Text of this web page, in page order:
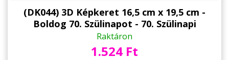
(DK044) 3D Képkeret 16,5 cm x 19,5 cm -
Boldog 70. Szülinapot - 70. Szülinapi
Ajándékok - Ajándék Ötletek
Raktáron
1.524 Ft